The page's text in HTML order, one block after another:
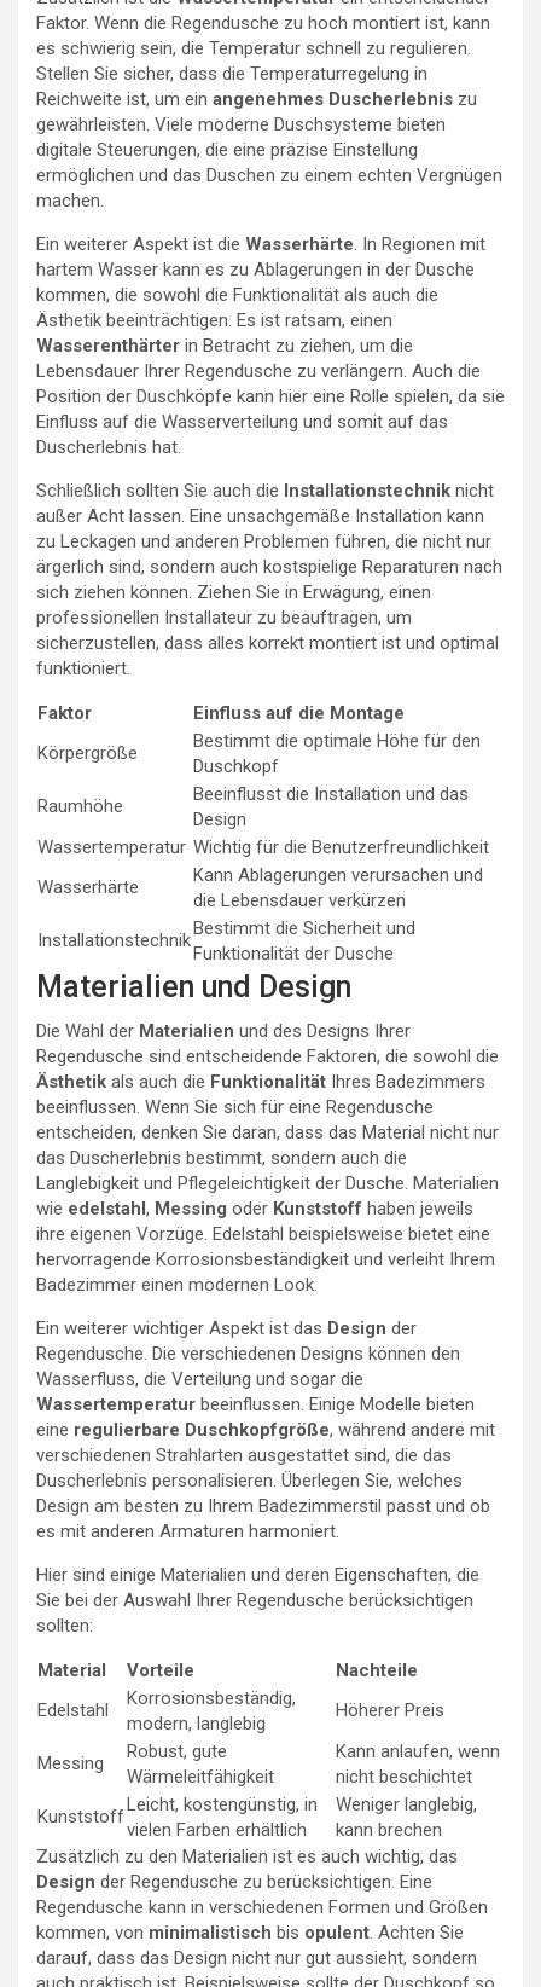
Faktor. Wenn die Regendusche zu hoch montiert ist, kann
es schwierig sein, die Temperatur schnell zu regulieren.
Stellen Sie sicher, dass die Temperaturregelung in
Reichweite ist, um ein angenehmes Duscherlebnis zu
gewährleisten. Viele moderne Duschsysteme bieten
digitale Steuerungen, die eine präzise Einstellung
ermöglichen und das Duschen zu einem echten Vergnügen
machen.
Ein weiterer Aspekt ist die Wasserhärte. In Regionen mit
hartem Wasser kann es zu Ablagerungen in der Dusche
kommen, die sowohl die Funktionalität als auch die
Ästhetik beeinträchtigen. Es ist ratsam, einen
Wasserenthärter in Betracht zu ziehen, um die
Lebensdauer Ihrer Regendusche zu verlängern. Auch die
Position der Duschköpfe kann hier eine Rolle spielen, da sie
Einfluss auf die Wasserverteilung und somit auf das
Duscherlebnis hat.
Schließlich sollten Sie auch die Installationstechnik nicht
außer Acht lassen. Eine unsachgemäße Installation kann
zu Leckagen und anderen Problemen führen, die nicht nur
ärgerlich sind, sondern auch kostspielige Reparaturen nach
sich ziehen können. Ziehen Sie in Erwägung, einen
professionellen Installateur zu beauftragen, um
sicherzustellen, dass alles korrekt montiert ist und optimal
funktioniert.
Faktor
Einfluss auf die Montage
Körpergröße
Bestimmt die optimale Höhe für den
Duschkopf
Raumhöhe
Beeinflusst die Installation und das
Design
Wassertemperatur Wichtig für die Benutzerfreundlichkeit
Wasserhärte
Kann Ablagerungen verursachen und
die Lebensdauer verkürzen
Installationstechnik
Bestimmt die Sicherheit und
Funktionalität der Dusche
Materialien und Design
Die Wahl der Materialien und des Designs Ihrer
Regendusche sind entscheidende Faktoren, die sowohl die
Ästhetik als auch die Funktionalität Ihres Badezimmers
beeinflussen. Wenn Sie sich für eine Regendusche
entscheiden, denken Sie daran, dass das Material nicht nur
das Duscherlebnis bestimmt, sondern auch die
Langlebigkeit und Pflegeleichtigkeit der Dusche. Materialien
wie edelstahl, Messing oder Kunststoff haben jeweils
ihre eigenen Vorzüge. Edelstahl beispielsweise bietet eine
hervorragende Korrosionsbeständigkeit und verleiht Ihrem
Badezimmer einen modernen Look.
Ein weiterer wichtiger Aspekt ist das Design der
Regendusche. Die verschiedenen Designs können den
Wasserfluss, die Verteilung und sogar die
Wassertemperatur beeinflussen. Einige Modelle bieten
eine regulierbare Duschkopfgröße, während andere mit
verschiedenen Strahlarten ausgestattet sind, die das
Duscherlebnis personalisieren. Überlegen Sie, welches
Design am besten zu Ihrem Badezimmerstil passt und ob
es mit anderen Armaturen harmoniert.
Hier sind einige Materialien und deren Eigenschaften, die
Sie bei der Auswahl Ihrer Regendusche berücksichtigen
sollten:
Material Vorteile
Nachteile
Edelstahl
Korrosionsbeständig,
modern, langlebig
Höherer Preis
Messing
Robust, gute
Wärmeleitfähigkeit
Kann anlaufen, wenn
nicht beschichtet
Kunststoff
Leicht, kostengünstig, in
vielen Farben erhältlich
Weniger langlebig,
kann brechen
Zusätzlich zu den Materialien ist es auch wichtig, das
Design der Regendusche zu berücksichtigen. Eine
Regendusche kann in verschiedenen Formen und Größen
kommen, von minimalistisch bis opulent. Achten Sie
darauf, dass das Design nicht nur gut aussieht, sondern